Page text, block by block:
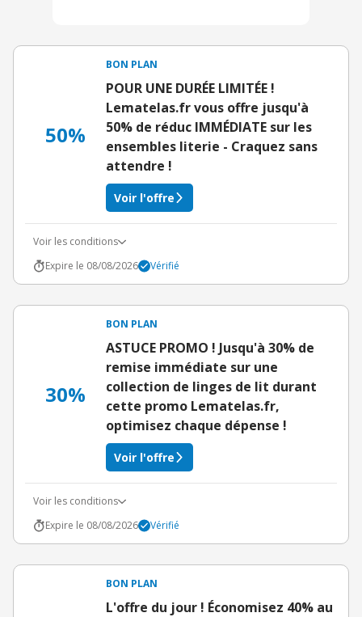
50%
BON PLAN
POUR UNE DURÉE LIMITÉE !
Lematelas.fr vous offre jusqu'à
50% de réduc IMMÉDIATE sur les
ensembles literie - Craquez sans
attendre !
Voir l'offre
Voir les conditions
Expire le 08/08/2026
Vérifié
30%
BON PLAN
ASTUCE PROMO ! Jusqu'à 30% de
remise immédiate sur une
collection de linges de lit durant
cette promo Lematelas.fr,
optimisez chaque dépense !
Voir l'offre
Voir les conditions
Expire le 08/08/2026
Vérifié
BON PLAN
L'offre du jour ! Économisez 40% au